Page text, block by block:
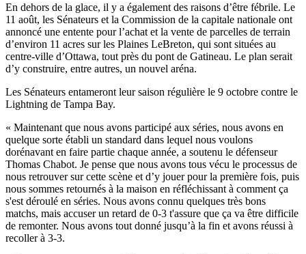
En dehors de la glace, il y a également des raisons d’être fébrile. Le
11 août, les Sénateurs et la Commission de la capitale nationale ont
annoncé une entente pour l’achat et la vente de parcelles de terrain
d’environ 11 acres sur les Plaines LeBreton, qui sont situées au
centre-ville d’Ottawa, tout près du pont de Gatineau. Le plan serait
d’y construire, entre autres, un nouvel aréna.
Les Sénateurs entameront leur saison régulière le 9 octobre contre le
Lightning de Tampa Bay.
« Maintenant que nous avons participé aux séries, nous avons en
quelque sorte établi un standard dans lequel nous voulons
dorénavant en faire partie chaque année, a soutenu le défenseur
Thomas Chabot. Je pense que nous avons tous vécu le processus de
nous retrouver sur cette scène et d’y jouer pour la première fois, puis
nous sommes retournés à la maison en réfléchissant à comment ça
s'est déroulé en séries. Nous avons connu quelques très bons
matchs, mais accuser un retard de 0-3 t'assure que ça va être difficile
de remonter. Nous avons tout donné jusqu’à la fin et avons réussi à
recoller à 3-3.